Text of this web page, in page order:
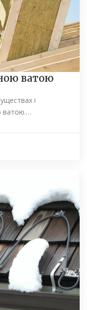
ватою
і
ватою.…